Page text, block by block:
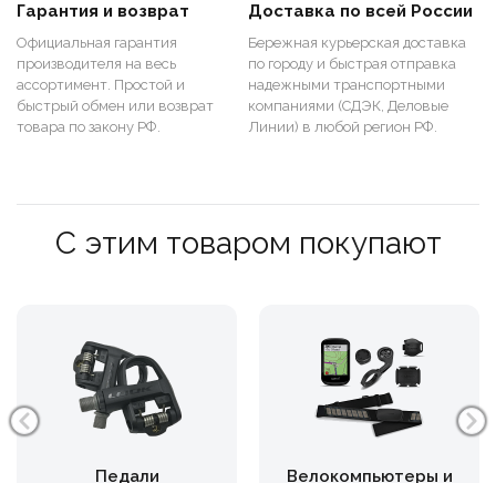
Гарантия и возврат
Официальная гарантия
производителя на весь
ассортимент. Простой и
быстрый обмен или возврат
товара по закону РФ.
Доставка по всей России
Бережная курьерская доставка
по городу и быстрая отправка
надежными транспортными
компаниями (СДЭК, Деловые
Линии) в любой регион РФ.
С этим товаром покупают
Педали Велокомпьютеры и